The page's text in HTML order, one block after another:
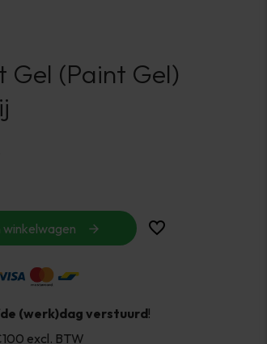
Account
aanmaken
Gel (Paint Gel)
winkelwagen
(werk)dag verstuurd!
excl. BTW